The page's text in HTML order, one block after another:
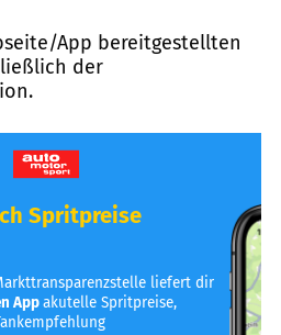
App bereitgestellten
der
Spritpreise
liefert dir
Appakutelle Spritpreise,